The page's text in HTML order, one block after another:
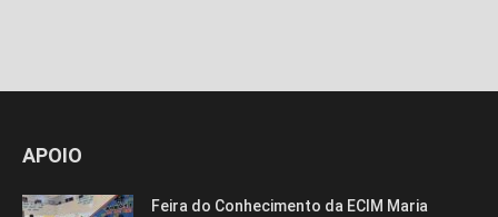
APOIO
Feira do Conhecimento da ECIM Maria